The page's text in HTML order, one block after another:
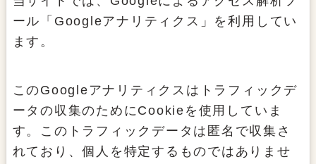
ール「Googleアナリティクス」を利用してい
ます。
このGoogleアナリティクスはトラフィックデ
ータの収集のためにCookieを使用していま
す。このトラフィックデータは匿名で収集さ
れており、個人を特定するものではありませ